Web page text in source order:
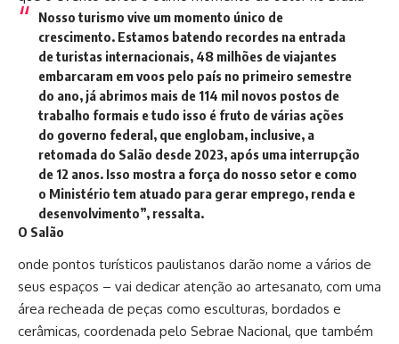
Nosso turismo vive um momento único de
crescimento. Estamos batendo recordes na entrada
de turistas internacionais, 48 milhões de viajantes
embarcaram em voos pelo país no primeiro semestre
do ano, já abrimos mais de 114 mil novos postos de
trabalho formais e tudo isso é fruto de várias ações
do governo federal, que englobam, inclusive, a
retomada do Salão desde 2023, após uma interrupção
de 12 anos. Isso mostra a força do nosso setor e como
o Ministério tem atuado para gerar emprego, renda e
desenvolvimento”, ressalta.
O Salão
onde pontos turísticos paulistanos darão nome a vários de
seus espaços – vai dedicar atenção ao artesanato, com uma
área recheada de peças como esculturas, bordados e
cerâmicas, coordenada pelo Sebrae Nacional, que também